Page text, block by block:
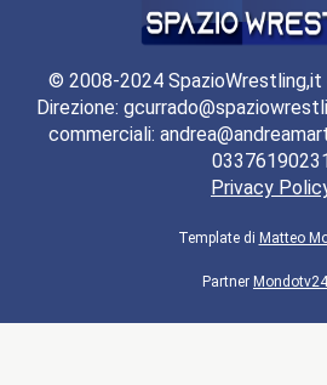
© 2008-2024 SpazioWrestling,it
Direzione:
commerciali:
Privacy
Template di Matteo
Partner